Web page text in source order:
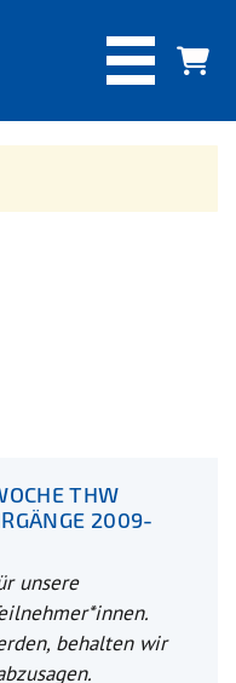
THW
2009-
unsere
behalten wir